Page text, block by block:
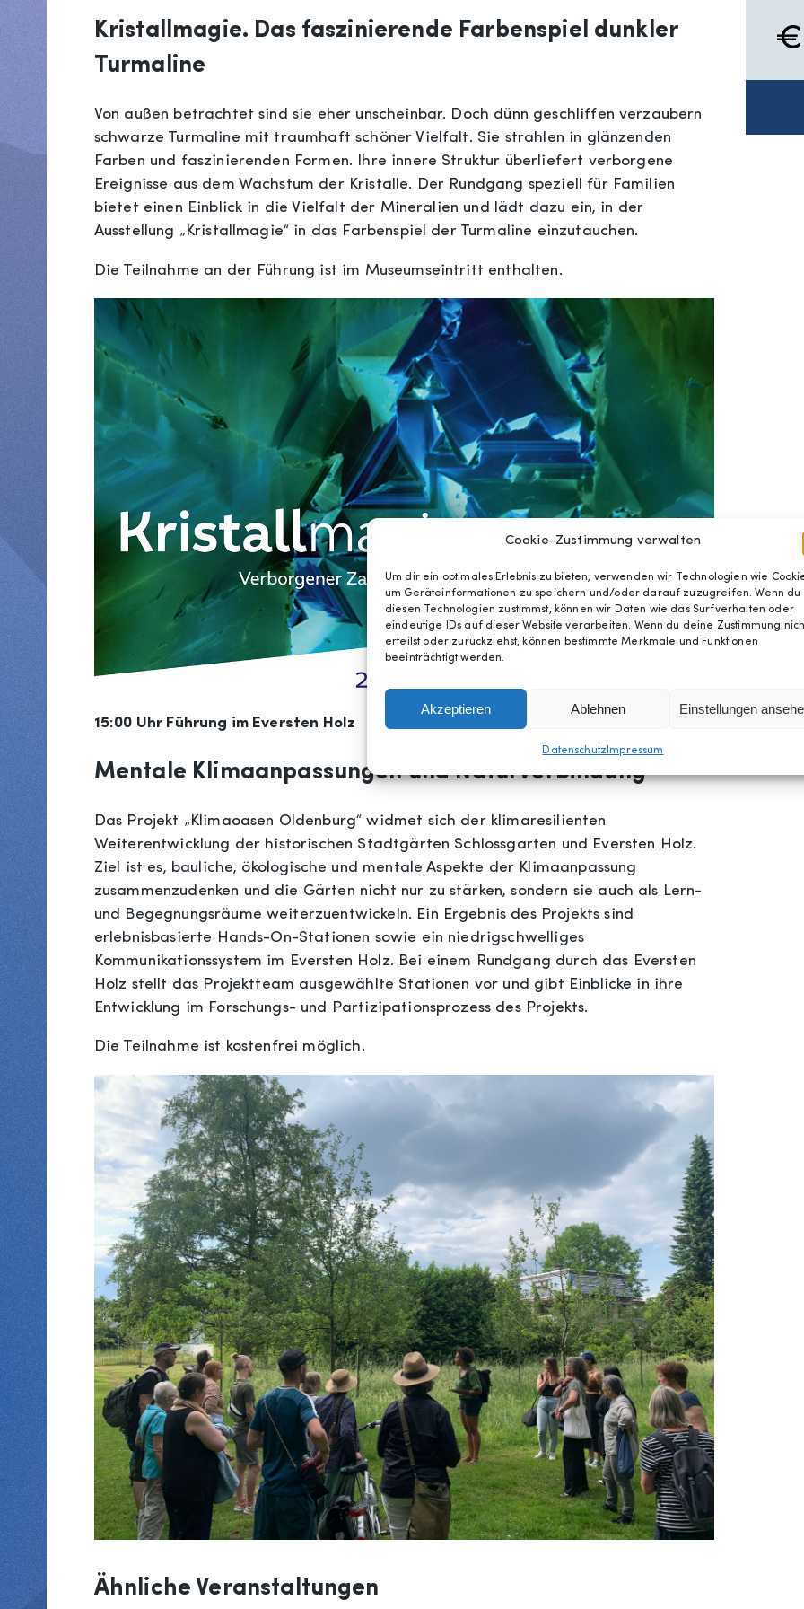
Cookie-Zustimmung verwalten
Um dir ein optimales Erlebnis zu bieten, verwenden wir Technologien wie
um Geräteinformationen zu speichern und/oder darauf zuzugreifen. Wenn du
diesen Technologien zustimmst, können wir Daten wie das Surfverhalten oder
eindeutige IDs auf dieser Website verarbeiten. Wenn du deine Zustimmung
erteilst oder zurückziehst, können bestimmte Merkmale und Funktionen
beeinträchtigt werden.
Akzeptieren Ablehnen Einstellungen
Datenschutz Impressum
Kristallmagie. Das faszinierende Farbenspiel dunkler
Turmaline
Von außen betrachtet sind sie eher unscheinbar. Doch dünn geschliffen verzaubern
schwarze Turmaline mit traumhaft schöner Vielfalt. Sie strahlen in glänzenden
Farben und faszinierenden Formen. Ihre innere Struktur überliefert verborgene
Ereignisse aus dem Wachstum der Kristalle. Der Rundgang speziell für Familien
bietet einen Einblick in die Vielfalt der Mineralien und lädt dazu ein, in der
Ausstellung „Kristallmagie“ in das Farbenspiel der Turmaline einzutauchen.
Die Teilnahme an der Führung ist im Museumseintritt enthalten.
15:00 Uhr Führung im Eversten Holz
Mentale Klimaanpassungen und Naturverbindung
Das Projekt „Klimaoasen Oldenburg“ widmet sich der klimaresilienten
Weiterentwicklung der historischen Stadtgärten Schlossgarten und Eversten Holz.
Ziel ist es, bauliche, ökologische und mentale Aspekte der Klimaanpassung
zusammenzudenken und die Gärten nicht nur zu stärken, sondern sie auch als Lern-
und Begegnungsräume weiterzuentwickeln. Ein Ergebnis des Projekts sind
erlebnisbasierte Hands-On-Stationen sowie ein niedrigschwelliges
Kommunikationssystem im Eversten Holz. Bei einem Rundgang durch das Eversten
Holz stellt das Projektteam ausgewählte Stationen vor und gibt Einblicke in ihre
Entwicklung im Forschungs- und Partizipationsprozess des Projekts.
Die Teilnahme ist kostenfrei möglich.
Ähnliche Veranstaltungen